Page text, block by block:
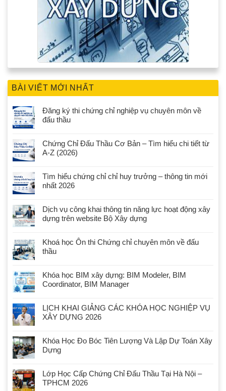
BÀI VIẾT MỚI NHẤT
Đăng ký thi chứng chỉ nghiệp vụ chuyên môn về
đấu thầu
Chứng Chỉ Đấu Thầu Cơ Bản – Tìm hiểu chi tiết từ
A-Z (2026)
Tìm hiểu chứng chỉ chỉ huy trưởng – thông tin mới
nhất 2026
Dịch vụ công khai thông tin năng lực hoạt động xây
dựng trên website Bộ Xây dựng
Khoá học Ôn thi Chứng chỉ chuyên môn về đấu
thầu
Khóa học BIM xây dựng: BIM Modeler, BIM
Coordinator, BIM Manager
LỊCH KHAI GIẢNG CÁC KHÓA HỌC NGHIỆP VỤ
XÂY DỰNG 2026
Khóa Học Đo Bóc Tiên Lượng Và Lập Dự Toán Xây
Dựng
Lớp Học Cấp Chứng Chỉ Đấu Thầu Tại Hà Nội –
TPHCM 2026